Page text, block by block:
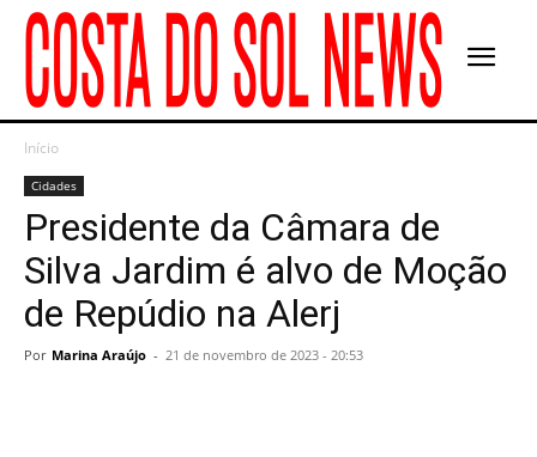
Início
Cidades
Presidente da Câmara de
Silva Jardim é alvo de Moção
de Repúdio na Alerj
Por Marina Araújo - 21 de novembro de 2023 - 20:53